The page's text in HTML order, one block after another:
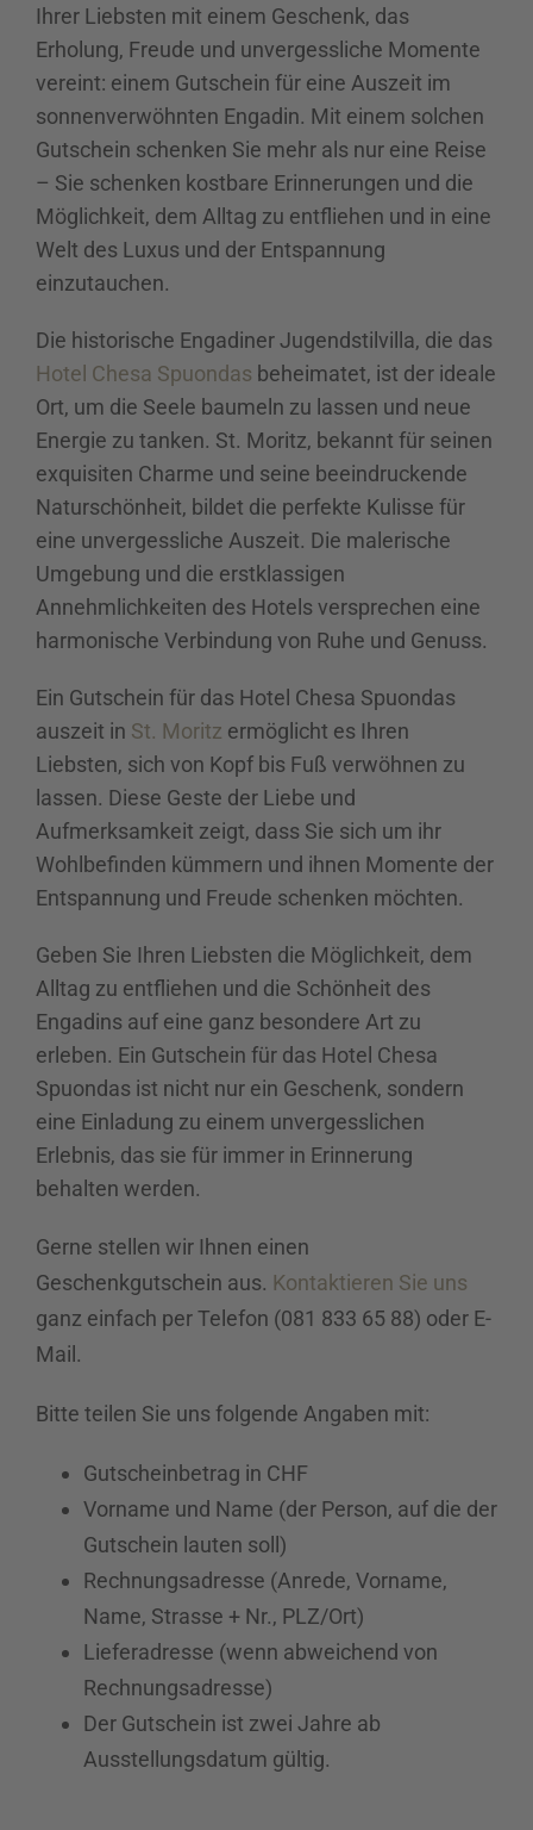
Ihrer Liebsten mit einem Geschenk, das
Erholung, Freude und unvergessliche Momente
vereint: einem Gutschein für eine Auszeit im
sonnenverwöhnten Engadin. Mit einem solchen
Gutschein schenken Sie mehr als nur eine Reise
– Sie schenken kostbare Erinnerungen und die
Möglichkeit, dem Alltag zu entfliehen und in eine
Welt des Luxus und der Entspannung
einzutauchen.
Die historische Engadiner Jugendstilvilla, die das
Hotel Chesa Spuondas beheimatet, ist der ideale
Ort, um die Seele baumeln zu lassen und neue
Energie zu tanken. St. Moritz, bekannt für seinen
exquisiten Charme und seine beeindruckende
Naturschönheit, bildet die perfekte Kulisse für
eine unvergessliche Auszeit. Die malerische
Umgebung und die erstklassigen
Annehmlichkeiten des Hotels versprechen eine
harmonische Verbindung von Ruhe und Genuss.
Ein Gutschein für das Hotel Chesa Spuondas
auszeit in St. Moritz ermöglicht es Ihren
Liebsten, sich von Kopf bis Fuß verwöhnen zu
lassen. Diese Geste der Liebe und
Aufmerksamkeit zeigt, dass Sie sich um ihr
Wohlbefinden kümmern und ihnen Momente der
Entspannung und Freude schenken möchten.
Geben Sie Ihren Liebsten die Möglichkeit, dem
Alltag zu entfliehen und die Schönheit des
Engadins auf eine ganz besondere Art zu
erleben. Ein Gutschein für das Hotel Chesa
Spuondas ist nicht nur ein Geschenk, sondern
eine Einladung zu einem unvergesslichen
Erlebnis, das sie für immer in Erinnerung
behalten werden.
Gerne stellen wir Ihnen einen
Geschenkgutschein aus. Kontaktieren Sie uns
ganz einfach per Telefon (081 833 65 88) oder E-
Mail.
Bitte teilen Sie uns folgende Angaben mit:
Gutscheinbetrag in CHF
Vorname und Name (der Person, auf die der
Gutschein lauten soll)
Rechnungsadresse (Anrede, Vorname,
Name, Strasse + Nr., PLZ/Ort)
Lieferadresse (wenn abweichend von
Rechnungsadresse)
Der Gutschein ist zwei Jahre ab
Ausstellungsdatum gültig.